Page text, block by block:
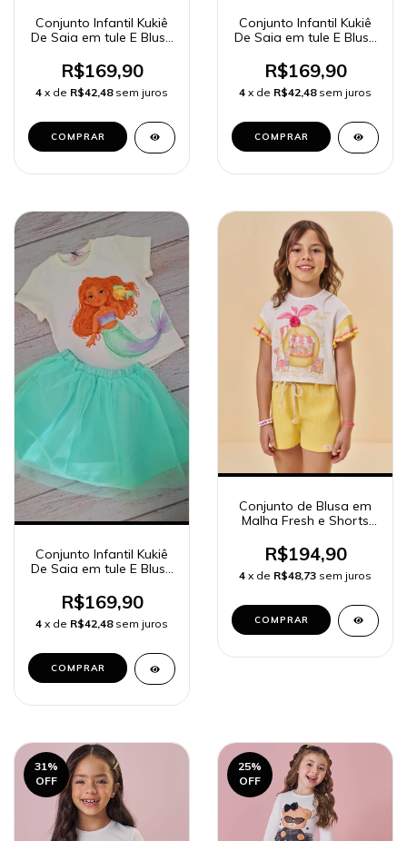
Conjunto Infantil Kukiê
De Saia em tule E Blusa
e 86130
R$169,90
4 x de R$42,48 sem juros
COMPRAR
Conjunto Infantil Kukiê
De Saia em tule E Blusa
neve 96793 e 86127
R$169,90
4 x de R$42,48 sem juros
COMPRAR
Conjunto Infantil Kukiê
De Saia em tule E Blusa
pequena sereia 86134 e
96792
R$169,90
4 x de R$42,48 sem juros
COMPRAR
Conjunto de Blusa em
Malha Fresh e Shorts
Kukiê Infantil Menina
R$194,90
4 x de R$48,73 sem juros
COMPRAR
31%
OFF
25%
OFF